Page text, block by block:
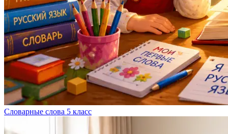
Словарные слова 5 класс